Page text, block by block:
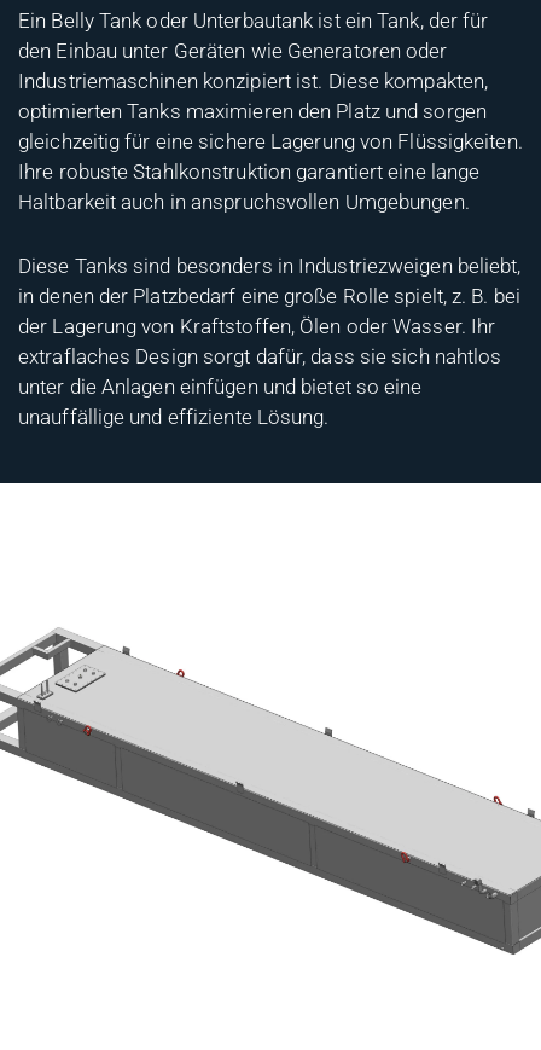
Ein Belly Tank oder Unterbautank ist ein Tank, der für
den Einbau unter Geräten wie Generatoren oder
Industriemaschinen konzipiert ist. Diese kompakten,
optimierten Tanks maximieren den Platz und sorgen
gleichzeitig für eine sichere Lagerung von Flüssigkeiten.
Ihre robuste Stahlkonstruktion garantiert eine lange
Haltbarkeit auch in anspruchsvollen Umgebungen.
Diese Tanks sind besonders in Industriezweigen beliebt,
in denen der Platzbedarf eine große Rolle spielt, z. B. bei
der Lagerung von Kraftstoffen, Ölen oder Wasser. Ihr
extraflaches Design sorgt dafür, dass sie sich nahtlos
unter die Anlagen einfügen und bietet so eine
unauffällige und effiziente Lösung.